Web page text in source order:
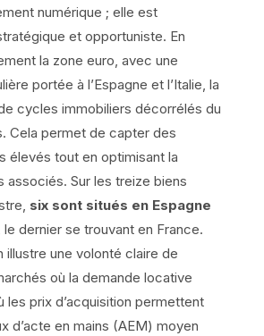
numérique ; elle est
et opportuniste. En
la zone euro, avec une
portée à l’Espagne et l’Italie, la
cycles immobiliers décorrélés du
Cela permet de capter des
élevés tout en optimisant la
associés. Sur les treize biens
six sont situés en Espagne
le dernier se trouvant en France.
illustre une volonté claire de
où la demande locative
prix d’acquisition permettent
d’acte en mains (AEM) moyen